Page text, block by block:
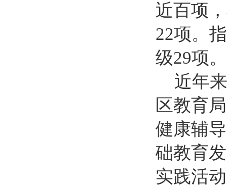
近百项
22项。
级29项。
近年
区教育
健康辅
础教育
实践活